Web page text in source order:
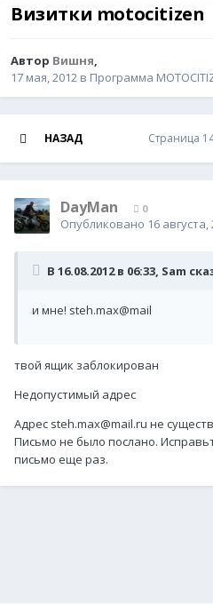
Визитки motocitizen
Автор Вишня,
17 мая, 2012 в Программа
НАЗАД Страница
DayMan 0
Опубликовано 16 августа,
В 16.08.2012 в 06:33, Sam
и мне! steh.max@mail
твой ящик заблокирован
Недопустимый адрес
Адрес steh.max@mail.ru не
Письмо не было послано.
письмо еще раз.